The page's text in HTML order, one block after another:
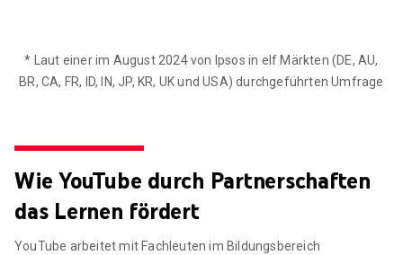
* Laut einer im August 2024 von Ipsos in elf Märkten (DE, AU,
BR, CA, FR, ID, IN, JP, KR, UK und USA) durchgeführten Umfrage
Wie YouTube durch Partnerschaften
das Lernen fördert
YouTube arbeitet mit Fachleuten im Bildungsbereich